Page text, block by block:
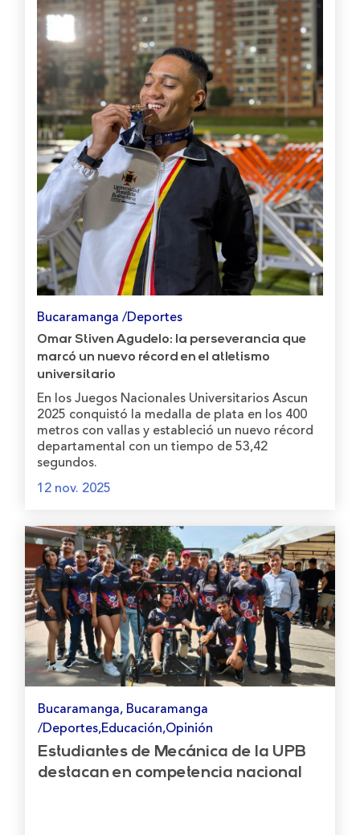
Bucaramanga /Deportes
Omar Stiven Agudelo: la perseverancia que
marcó un nuevo récord en el atletismo
universitario
En los Juegos Nacionales Universitarios Ascun
2025 conquistó la medalla de plata en los 400
metros con vallas y estableció un nuevo récord
departamental con un tiempo de 53,42
segundos.
12 nov. 2025
Bucaramanga, Bucaramanga
/Deportes,Educación,Opinión
Estudiantes de Mecánica de la UPB
destacan en competencia nacional